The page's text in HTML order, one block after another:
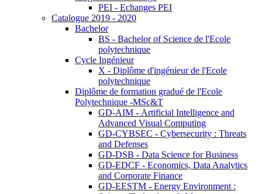
PEI - Echanges PEI
Catalogue 2019 - 2020
Bachelor
BS - Bachelor of Science de l'Ecole
polytechnique
Cycle Ingénieur
X - Diplôme d'ingénieur de l'Ecole
polytechnique
Diplôme de formation gradué de l'Ecole
Polytechnique -MSc&T
GD-AIM - Artificial Intelligence and
Advanced Visual Computing
GD-CYBSEC - Cybersecurity : Threats
and Defenses
GD-DSB - Data Science for Business
GD-EDCF - Economics, Data Analytics
and Corporate Finance
GD-EESTM - Energy Environment :